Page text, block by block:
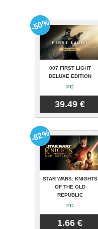
007 FIRST LIGHT
DELUXE EDITION
PC
39.49 €
-50%
STAR WARS: KNIGHTS
OF THE OLD
REPUBLIC
PC
1.66 €
-82%